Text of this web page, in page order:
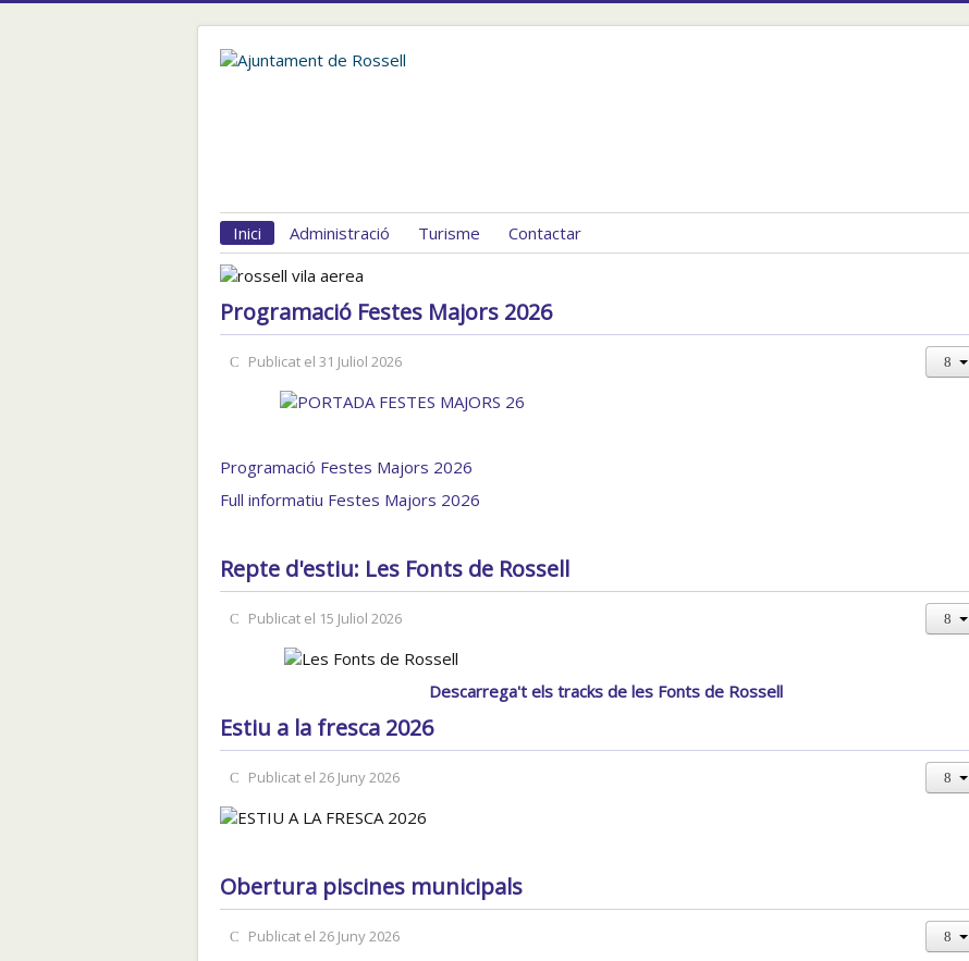
Inici Administració Turisme Contactar
Programació Festes Majors 2026
Publicat el 31 Juliol 2026
Programació Festes Majors 2026
Full informatiu Festes Majors 2026
Repte d'estiu: Les Fonts de Rossell
Publicat el 15 Juliol 2026
Descarrega't els tracks de les Fonts de Rossell
Estiu a la fresca 2026
Publicat el 26 Juny 2026
Obertura piscines municipals
Publicat el 26 Juny 2026